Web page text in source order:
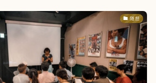
随想